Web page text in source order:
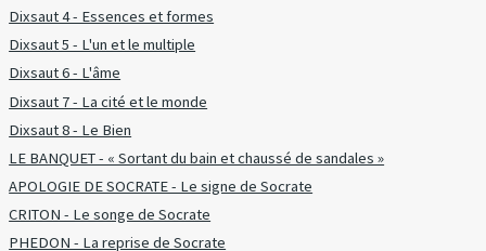
Dixsaut 4 - Essences et formes
Dixsaut 5 - L'un et le multiple
Dixsaut 6 - L'âme
Dixsaut 7 - La cité et le monde
Dixsaut 8 - Le Bien
LE BANQUET - « Sortant du bain et chaussé de sandales »
APOLOGIE DE SOCRATE - Le signe de Socrate
CRITON - Le songe de Socrate
PHEDON - La reprise de Socrate